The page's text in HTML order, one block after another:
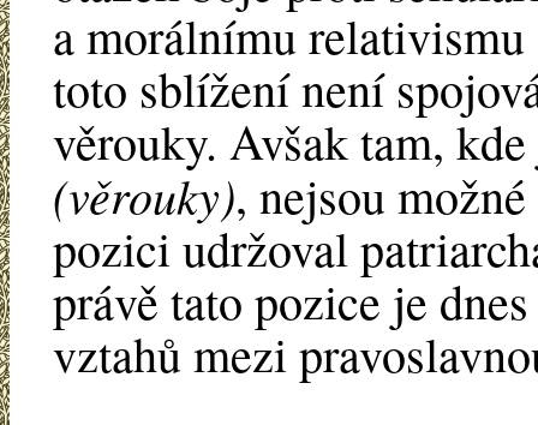
a morálnímu
toto sblížení není
věrouky. Avšak tam,
(věrouky), nejsou
pozici udržoval
právě tato pozice je
vztahů mezi